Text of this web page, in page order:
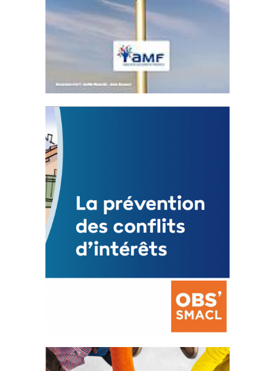
Statut de l’élu local
3 avril 2024
Mise à jour avril 2024
FEUILLETER
La prévention des conflits
d’intérêts